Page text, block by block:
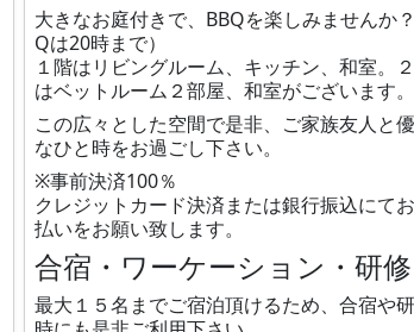
大きなお庭付きで、BBQを楽しみませんか
Qは20時まで）
１階はリビングルーム、キッチン、和室。
はベットルーム２部屋、和室がございます。
この広々とした空間で是非、ご家族友人と
なひと時をお過ごし下さい。
※事前決済100％
クレジットカード決済または銀行振込にて
払いをお願い致します。
合宿・ワーケーション・研修
最大１５名までご宿泊頂けるため、合宿や